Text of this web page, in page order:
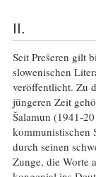
II.
Seit Prešeren gilt
slowenischen
veröffentlicht. Zu
jüngeren Zeit
Šalamun (1941-
kommunistischen
durch seinen
Zunge, die Worte